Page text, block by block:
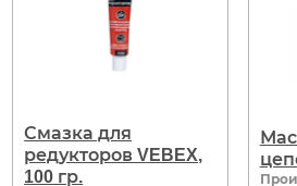
Смазка для
редукторов VEBEX,
100 гр.